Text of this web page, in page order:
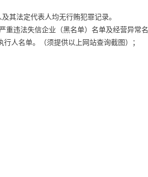
其法定代表人均无行贿犯罪记录。
重违法失信企业（黑名单）名单及经营异常名
人名单。（须提供以上网站查询截图）；